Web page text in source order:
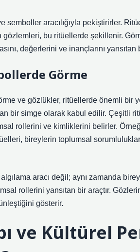
semboller aracılığıyla pekiştirirler.
bu ritüellerde şekillenir.
değerlerini ve inançlarını
Görme
ve gözlükler, ritüellerde önemli
bir simge olarak kabul edilir. Çeşitli
rollerini ve kimliklerini belirler.
bireylerin toplumsal
aracı değil; aynı zamanda
rollerini yansıtan bir araçtır.
gösterir.
ve Kültürel